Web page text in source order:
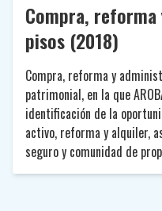
Compra,
pisos (2018)
Compra, reforma y
patrimonial, en la que
identificación de la
activo, reforma y alquiler,
seguro y comunidad de